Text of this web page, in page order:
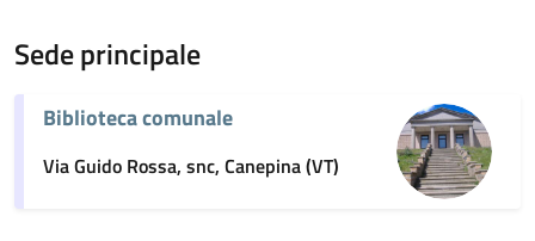
Sede principale
Biblioteca comunale
Via Guido Rossa, snc, Canepina (VT)